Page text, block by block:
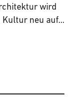
wird
neu auf...